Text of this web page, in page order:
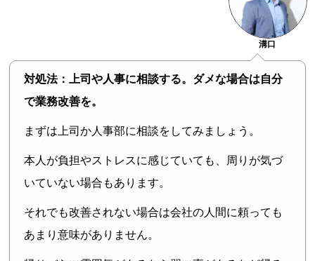
溝口
対処法：上司や人事に相談する。ダメな場合は自分
で業務改善を。
まずは上司か人事部に相談をしてみましょう。
本人が負担やストレスに感じていても、周りが気づ
いていない場合もあります。
それでも改善されない場合は会社の人間に頼っても
あまり意味がありません。